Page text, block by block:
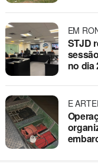
EM
STJD
no dia
E